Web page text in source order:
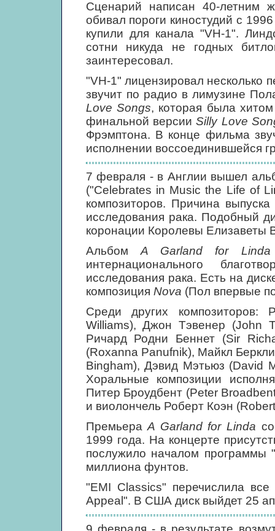
Сценарий написан 40-летним
обивал пороги киностудий с
купили для канала "VH-1".
сотни никуда не годных
заинтересовал.
"VH-1" лицензировал несколько
звучит по радио в лимузине
Love Songs, которая была
финальной версииSilly Love
Фрэмптона. В конце фильма
исполнении воссоединившейся
7 февраля - в Англии вышел
("Celebrates in Music the Life of
композиторов. Причина
исследования рака. Подобный
коронации Королевы Елизаветы
Альбом A Garland for Linda
интернационального
исследования рака. Есть на
композиция Nova (Пол впервые
Среди других
Williams), Джон Тэвенер (John
Ричард Родни Беннет (Sir
(Roxanna Panufnik), Майкл
Bingham), Дэвид Мэтьюз (David
Хоральные композиции
Питер Броудбент (Peter
и виолончель Роберт Коэн
ПремьераA Garland for Linda
1999 года. На концерте
послужило началом программы
миллиона фунтов.
"EMI Classics" перечислила
Appeal". В США диск выйдет 25